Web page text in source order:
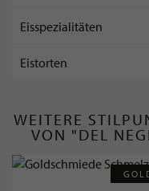
Eisspezialitäten
Eistorten
WEITERE
VON "DEL